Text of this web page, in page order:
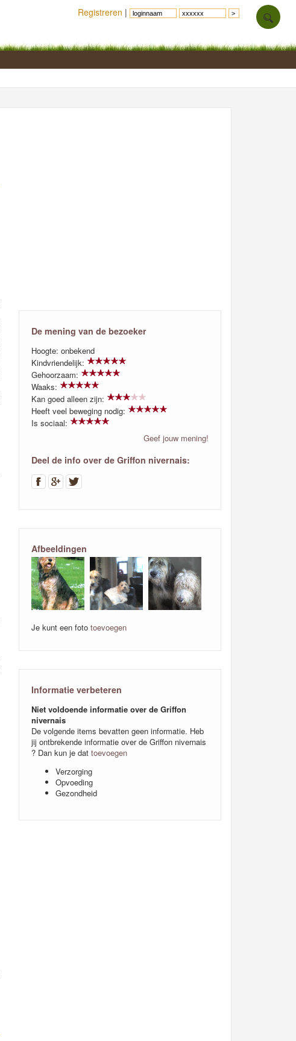
De mening van de bezoeker
Hoogte: onbekend
Kindvriendelijk:
Gehoorzaam:
Waaks:
Kan goed alleen zijn:
Heeft veel beweging nodig:
Is sociaal:
Geef jouw mening!
Deel de info over de Griffon nivernais:
Afbeeldingen
Je kunt een foto toevoegen
Informatie verbeteren
Niet voldoende informatie over de Griffon
nivernais
De volgende items bevatten geen informatie. Heb
jij ontbrekende informatie over de Griffon nivernais
? Dan kun je dat toevoegen
Verzorging
Opvoeding
Gezondheid
Registreren |